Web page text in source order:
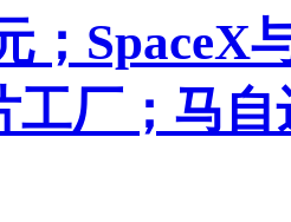
；SpaceX
工厂；马